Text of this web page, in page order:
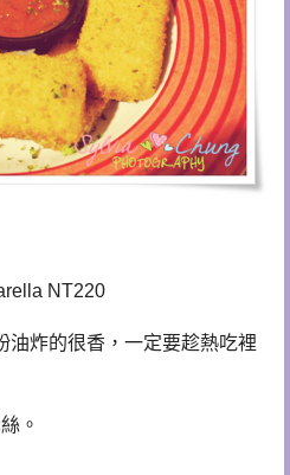
NT220
油炸的很香，一定要趁熱吃裡
。